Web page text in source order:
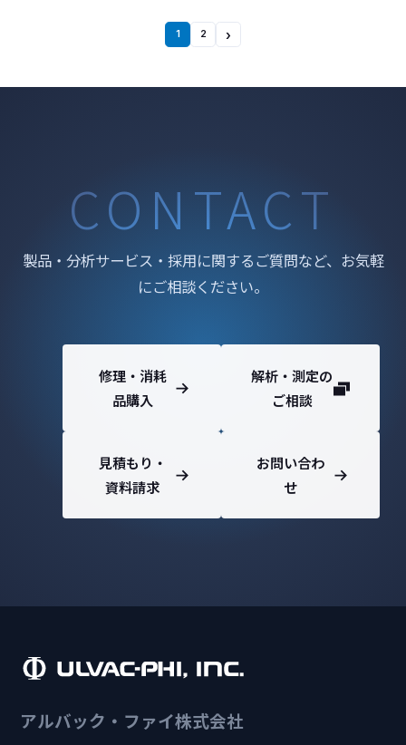
電源もひとつのコンソールにま
1 2 ›
CONTACT
製品・分析サービス・採用に関するご質問など、お気軽
にご相談ください。
修理・消耗
品購入
解析・測定の
ご相談
見積もり・
資料請求
お問い合わ
せ
アルバック・ファイ株式会社